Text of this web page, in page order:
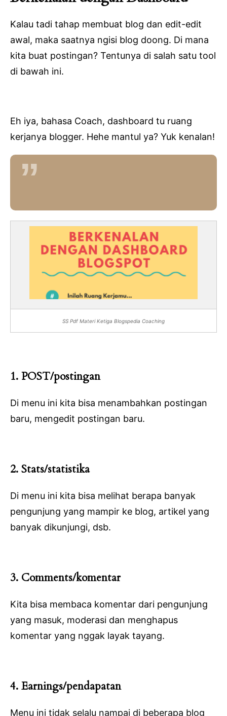
Kalau tadi tahap membuat blog dan edit-edit
awal, maka saatnya ngisi blog doong. Di mana
kita buat postingan? Tentunya di salah satu tool
di bawah ini.
Eh iya, bahasa Coach, dashboard tu ruang
kerjanya blogger. Hehe mantul ya? Yuk kenalan!
SS Pdf Materi Ketiga Blogspedia Coaching
1. POST/postingan
Di menu ini kita bisa menambahkan postingan
baru, mengedit postingan baru.
2. Stats/statistika
Di menu ini kita bisa melihat berapa banyak
pengunjung yang mampir ke blog, artikel yang
banyak dikunjungi, dsb.
3. Comments/komentar
Kita bisa membaca komentar dari pengunjung
yang masuk, moderasi dan menghapus
komentar yang nggak layak tayang.
4. Earnings/pendapatan
Menu ini tidak selalu nampai di beberapa blog